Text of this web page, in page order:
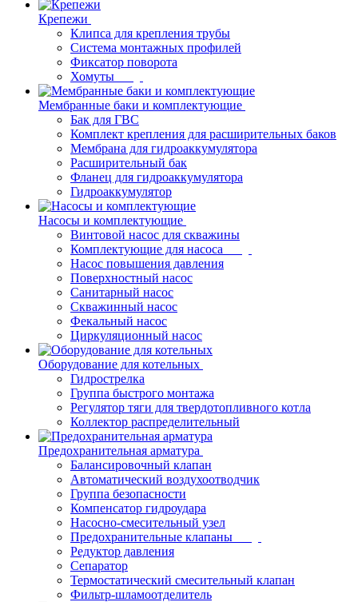
Крепежи
Клипса для крепления трубы
Система монтажных профилей
Фиксатор поворота
Хомуты
Мембранные баки и комплектующие
Бак для ГВС
Комплект крепления для расширительных баков
Мембрана для гидроаккумулятора
Расширительный бак
Фланец для гидроаккумулятора
Гидроаккумулятор
Насосы и комплектующие
Винтовой насос для скважины
Комплектующие для насоса
Насос повышения давления
Поверхностный насос
Санитарный насос
Скважинный насос
Фекальный насос
Циркуляционный насос
Оборудование для котельных
Гидрострелка
Группа быстрого монтажа
Регулятор тяги для твердотопливного котла
Коллектор распределительный
Предохранительная арматура
Балансировочный клапан
Автоматический воздухоотводчик
Группа безопасности
Компенсатор гидроудара
Насосно-смесительный узел
Предохранительные клапаны
Редуктор давления
Сепаратор
Термостатический смесительный клапан
Фильтр-шламоотделитель